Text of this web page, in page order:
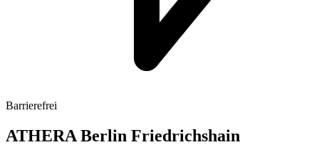
Barrierefrei
ATHERA Berlin Friedrichshain